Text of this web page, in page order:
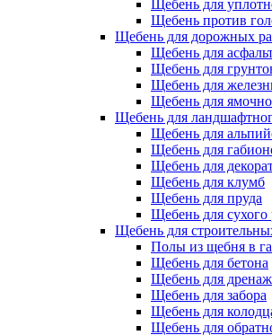
Щебень для
Щебень против
Щебень для дорожных
Щебень для
Щебень для
Щебень для
Щебень для
Щебень для
Щебень для
Щебень для
Щебень для
Щебень для клумб
Щебень для пруда
Щебень для сухого
Щебень для
Полы из щебня в
Щебень для бетона
Щебень для
Щебень для забора
Щебень для
Щебень для